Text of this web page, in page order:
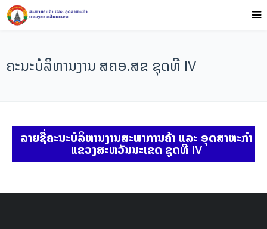
ຄະນະບໍລິຫານງານ ສຄອ.ສຂ ຊຸດທີ IV
ລາຍຊື່ຄະນະບໍລິຫານງານສະພາການຄ້າ ແລະ ອຸດສາຫະກຳ
ແຂວງສະຫວັນນະເຂດ ຊຸດທີ IV